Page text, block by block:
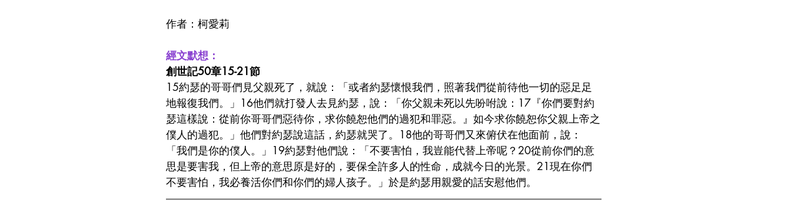
作者：柯愛莉
經文默想：
創世記50章15-21節
15約瑟的哥哥們見父親死了，就說：「或者約瑟懷恨我們，照著我們從前待他一切的惡足足
地報復我們。」16他們就打發人去見約瑟，說：「你父親未死以先吩咐說：17『你們要對約
瑟這樣說：從前你哥哥們惡待你，求你饒恕他們的過犯和罪惡。』如今求你饒恕你父親上帝之
僕人的過犯。」他們對約瑟說這話，約瑟就哭了。18他的哥哥們又來俯伏在他面前，說：
「我們是你的僕人。」19約瑟對他們說：「不要害怕，我豈能代替上帝呢？20從前你們的意
思是要害我，但上帝的意思原是好的，要保全許多人的性命，成就今日的光景。21現在你們
不要害怕，我必養活你們和你們的婦人孩子。」於是約瑟用親愛的話安慰他們。